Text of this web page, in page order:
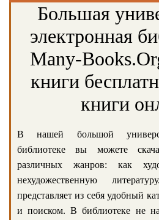
Большая
электронная
Many-
книги
книги
В нашей большой
библиотеке вы можете
различных жанров: как
нехудожественную
представляет из себя удобный
и поиском. В библиотеке не